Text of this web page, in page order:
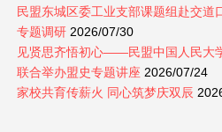
民盟东城区委工业支部课题组赴交道
专题调研2026/07/30
见贤思齐悟初心——民盟中国人民大
联合举办盟史专题讲座 2026/07/24
家校共育传薪火 同心筑梦庆双辰